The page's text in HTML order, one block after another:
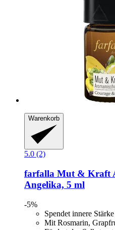
Warenkorb
5.0 (2)
farfalla Mut & Kraft
Angelika, 5 ml
-5%
Spendet innere Stärke
Mit Rosmarin,